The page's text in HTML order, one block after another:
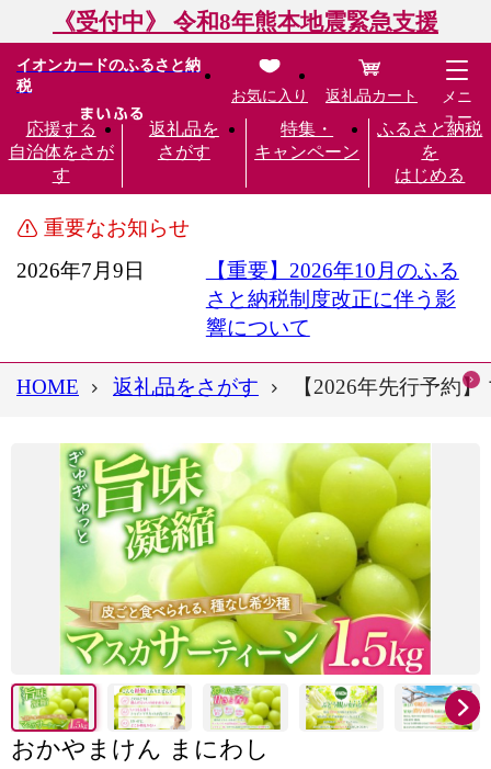
《受付中》 令和8年熊本地震緊急支援
イオンカードのふるさと納
税
応援する
自治体をさが
す
返礼品を
さがす
特集・
キャンペーン
ふるさと納税
を
はじめる
お気に入り 返礼品カート
メニ
ュー
重要なお知らせ
2026年7月9日
【重要】2026年10月のふる
さと納税制度改正に伴う影
響について
HOME 返礼品をさがす 【2026年先行予約
おかやまけん まにわし